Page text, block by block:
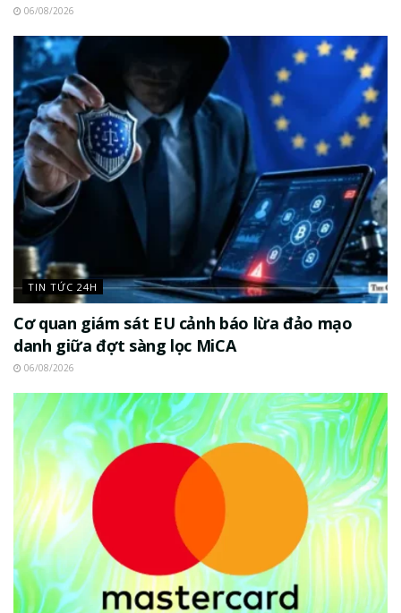
06/08/2026
TIN TỨC 24H
Cơ quan giám sát EU cảnh báo lừa đảo mạo
danh giữa đợt sàng lọc MiCA
06/08/2026